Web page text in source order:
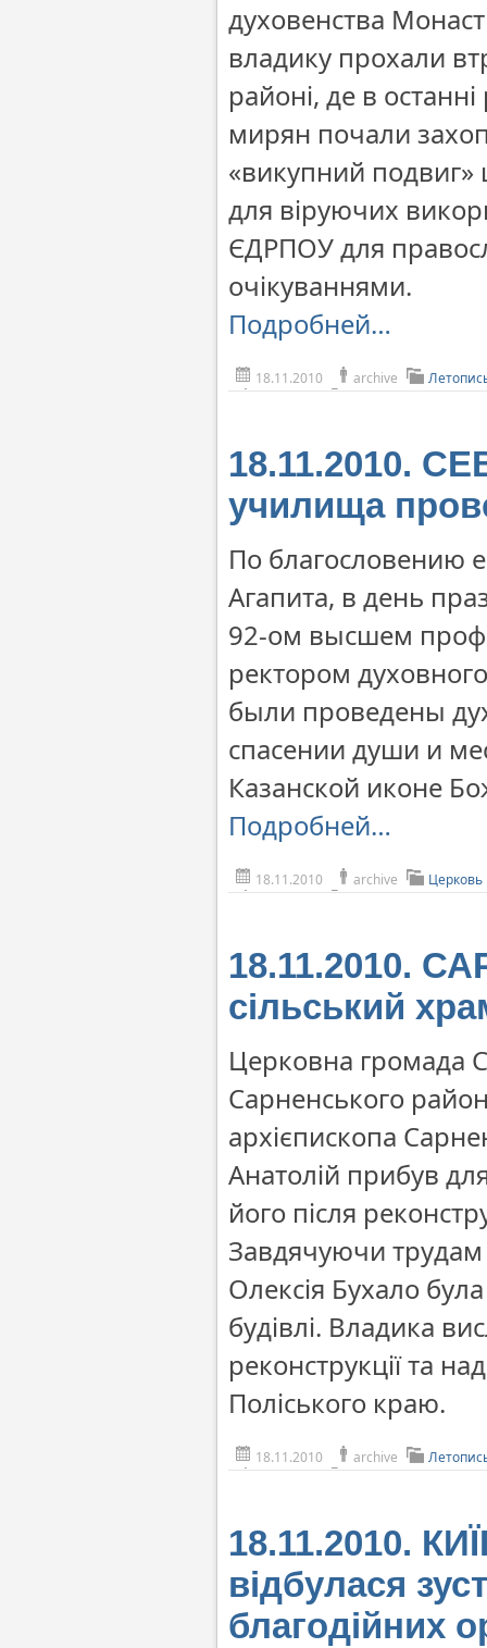
духовенства
владику прохали
районі, де в
мирян почали
«викупний подвиг»
для віруючих
ЄДРПОУ для
очікуваннями.
Подробней…
18.11.2010 archive
18.11.2010.
училища
По благословению
Агапита, в день
92-ом высшем
ректором
были проведены
спасении души и
Казанской иконе
Подробней…
18.11.2010 archive
18.11.2010.
сільський
Церковна громада
Сарненського
архієпископа
Анатолій прибув
його після
Завдячуючи трудам
Олексія Бухало
будівлі. Владика
реконструкції та
Поліського краю.
18.11.2010 archive
18.11.2010.
відбулася
благодійних